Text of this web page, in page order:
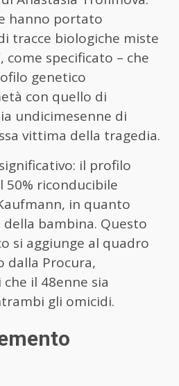
hanno portato
tracce biologiche miste
come specificato – che
genetico
con quello di
undicimesenne di
vittima della tragedia.
il profilo
riconducibile
in quanto
bambina. Questo
si aggiunge al quadro
dalla Procura,
il 48enne sia
gli omicidi.